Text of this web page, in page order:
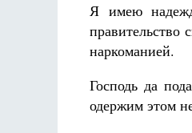
Я имею
наркоманией.
Господь да
одержим этом